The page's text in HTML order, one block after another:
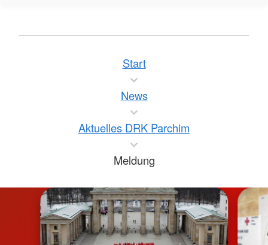
Start
News
Aktuelles DRK Parchim
Meldung